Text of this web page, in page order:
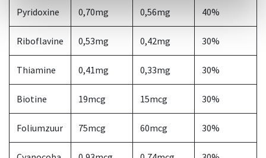
Pyridoxine 0,70mg 0,56mg 40%
Riboflavine 0,53mg 0,42mg 30%
Thiamine 0,41mg 0,33mg 30%
Biotine 19mcg 15mcg 30%
Foliumzuur 75mcg 60mcg 30%